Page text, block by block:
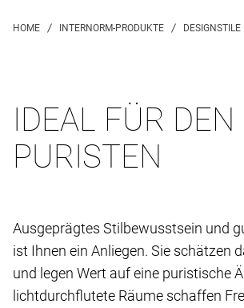
IDEAL FÜR DEN
PURISTEN
Ausgeprägtes Stilbewusstsein und
ist Ihnen ein Anliegen. Sie schätzen
und legen Wert auf eine puristische
lichtdurchflutete Räume schaffen